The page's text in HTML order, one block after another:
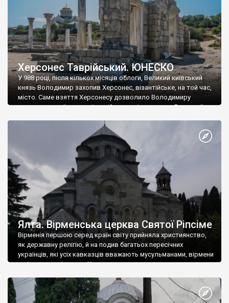
Херсонес Таврійський. ЮНЕСКО
У 988 році, після кількох місяців облоги, Великий київський
князь Володимир захопив Херсонес, візантійське, на той час,
місто. Саме взяття Херсонесу дозволило Володимиру
диктувати свої умови візантійському імператору Василю ІІ, та
Херсонесі Володимир-язичник, став Василем-християнином.
А потім було Хрещення Русі. На честь Херсонесу Таврійського
Ялта. Вірменська церква Святої Ріпсіме
Вірменія першою серед країн світу прийняла християнство,
як державну релігію, й на подив багатьох пересічних
українців, які усіх кавказців вважають мусульманами, вірмени
є відданими вірянами Христа